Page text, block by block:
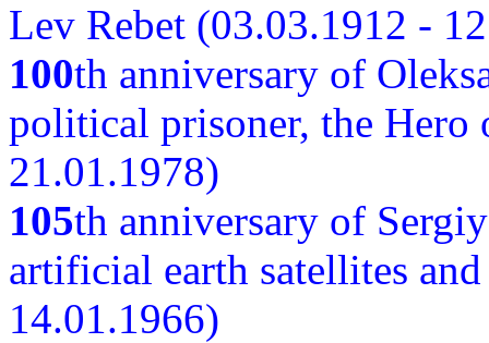
Lev Rebet (03.03.1912 -
100th anniversary of
political prisoner, the
21.01.1978)
105th anniversary of
artificial earth satellites
14.01.1966)